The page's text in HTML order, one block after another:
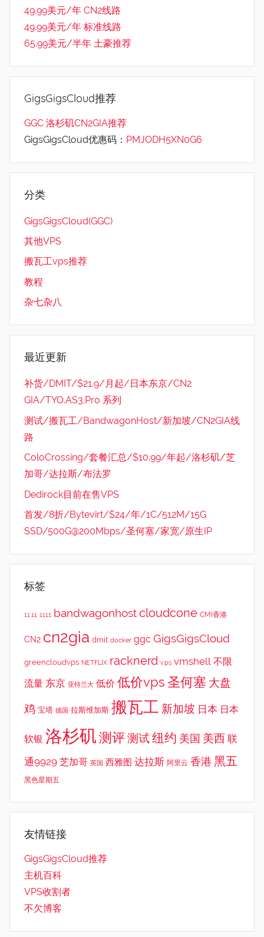
49.99美元/年 CN2线路
49.99美元/年 标准线路
65.99美元/半年 土豪推荐
GigsGigsCloud推荐
GGC 洛杉矶CN2GIA推荐
GigsGigsCloud优惠码： PMJODH5XN0G6
分类
GigsGigsCloud(GGC)
其他VPS
搬瓦工vps推荐
教程
杂七杂八
最近更新
补货/DMIT/$21.9/月起/日本东京/CN2
GIA/TYO.AS3.Pro 系列
测试/搬瓦工/BandwagonHost/新加坡/CN2GIA线
路
ColoCrossing/套餐汇总/$10.99/年起/洛杉矶/芝
加哥/达拉斯/布法罗
Dedirock目前在售VPS
首发/8折/Bytevirt/$24/年/1C/512M/15G
SSD/500G@200Mbps/圣何塞/家宽/原生IP
标签
11.11 1111 bandwagonhostcloudcone CMI香港
CN2 cn2gia dmit docker ggc GigsGigsCloud
greencloudvps NETFLIX racknerd v.ps vmshell 不限
流量 东京 亚特兰大 低价 低价vps 圣何塞 大盘
鸡 宝塔 德国 拉斯维加斯 搬瓦工 新加坡 日本 日本
软银 洛杉矶 测评测试纽约 美国 美西 联
通9929 芝加哥 英国 西雅图 达拉斯 阿里云 香港 黑五
黑色星期五
友情链接
GigsGigsCloud推荐
主机百科
VPS收割者
不欠博客